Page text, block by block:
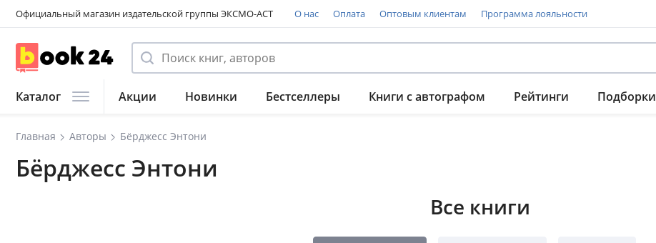
Официальный магазин издательской группы ЭКСМО-АСТ О нас Оплата Оптовым клиентам Программа лояльности
Каталог Акции Новинки Бестселлеры Книги с автографом Рейтинги Подборки
Главная Авторы Бёрджесс Энтони
Бёрджесс Энтони
Все книги